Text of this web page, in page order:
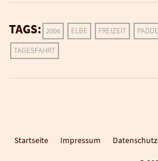
TAGS: 2006 ELBE FREIZEIT
TAGESFAHRT
Startseite Impressum